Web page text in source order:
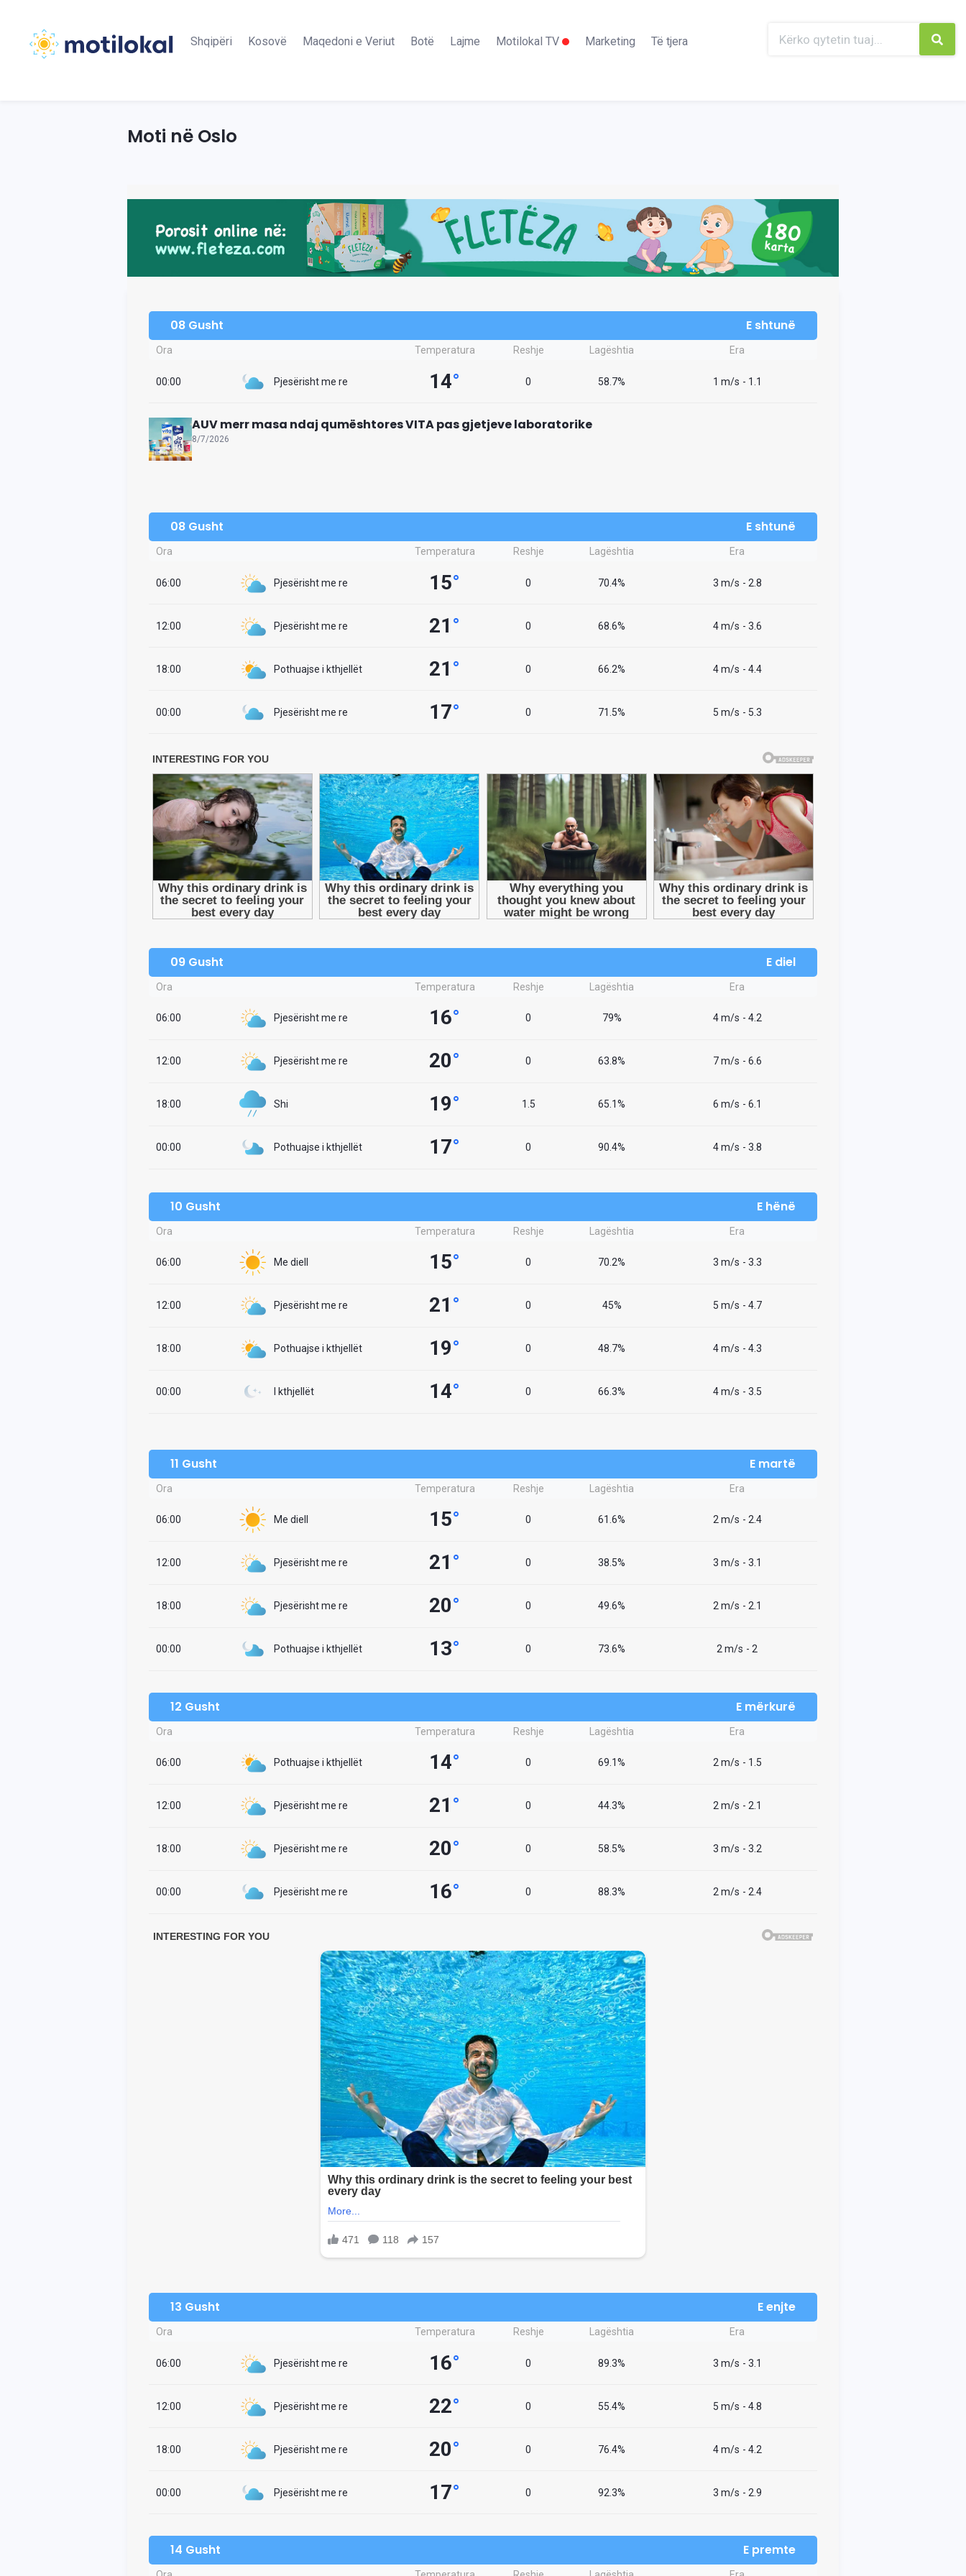
Shqipëri Kosovë Maqedoni e Veriut Botë Lajme Motilokal TV Marketing Të tjera
Moti në Oslo
08 Gusht E shtunë
Ora Temperatura Reshje Lagështia Era
00:00 Pjesërisht me re 14° 0 58.7% 1 m/s - 1.1
AUV merr masa ndaj qumështores VITA pas gjetjeve laboratorike
8/7/2026
08 Gusht E shtunë
Ora Temperatura Reshje Lagështia Era
06:00 Pjesërisht me re 15° 0 70.4% 3 m/s - 2.8
12:00 Pjesërisht me re 21 ° 0 68.6% 4 m/s - 3.6
18:00 Pothuajse i kthjellët 21 ° 0 66.2% 4 m/s - 4.4
00:00 Pjesërisht me re 17° 0 71.5% 5 m/s - 5.3
09 Gusht E diel
Ora Temperatura Reshje Lagështia Era
06:00 Pjesërisht me re 16° 0 79% 4 m/s - 4.2
12:00 Pjesërisht me re 20° 0 63.8% 7 m/s - 6.6
18:00 Shi 19° 1.5 65.1% 6 m/s - 6.1
00:00 Pothuajse i kthjellët 17° 0 90.4% 4 m/s - 3.8
10 Gusht E hënë
Ora Temperatura Reshje Lagështia Era
06:00 Me diell 15° 0 70.2% 3 m/s - 3.3
12:00 Pjesërisht me re 21 ° 0 45% 5 m/s - 4.7
18:00 Pothuajse i kthjellët 19° 0 48.7% 4 m/s - 4.3
00:00 I kthjellët 14° 0 66.3% 4 m/s - 3.5
11 Gusht E martë
Ora Temperatura Reshje Lagështia Era
06:00 Me diell 15° 0 61.6% 2 m/s - 2.4
12:00 Pjesërisht me re 21 ° 0 38.5% 3 m/s - 3.1
18:00 Pjesërisht me re 20° 0 49.6% 2 m/s - 2.1
00:00 Pothuajse i kthjellët 13° 0 73.6% 2 m/s - 2
12 Gusht E mërkurë
Ora Temperatura Reshje Lagështia Era
06:00 Pothuajse i kthjellët 14° 0 69.1% 2 m/s - 1.5
12:00 Pjesërisht me re 21 ° 0 44.3% 2 m/s - 2.1
18:00 Pjesërisht me re 20° 0 58.5% 3 m/s - 3.2
00:00 Pjesërisht me re 16° 0 88.3% 2 m/s - 2.4
13 Gusht E enjte
Ora Temperatura Reshje Lagështia Era
06:00 Pjesërisht me re 16° 0 89.3% 3 m/s - 3.1
12:00 Pjesërisht me re 22° 0 55.4% 5 m/s - 4.8
18:00 Pjesërisht me re 20° 0 76.4% 4 m/s - 4.2
00:00 Pjesërisht me re 17° 0 92.3% 3 m/s - 2.9
14 Gusht E premte